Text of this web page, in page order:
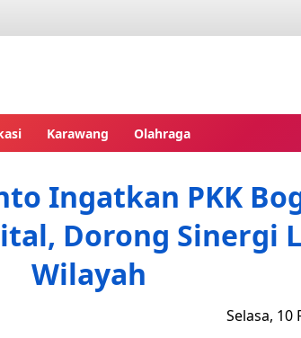
Karawang Olahraga
Ingatkan PKK
Dorong Sinergi
Wilayah
Selasa, 10